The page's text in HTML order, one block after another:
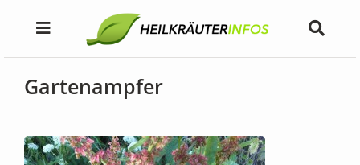
Gartenampfer